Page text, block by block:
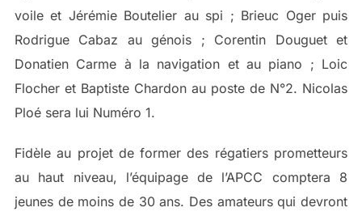
voile et Jérémie Boutelier au spi ; Brieuc Oger puis
Rodrigue Cabaz au génois ; Corentin Douguet et
Donatien Carme à la navigation et au piano ; Loic
Flocher et Baptiste Chardon au poste de N°2. Nicolas
Ploé sera lui Numéro 1.
Fidèle au projet de former des régatiers prometteurs
au haut niveau, l’équipage de l’APCC comptera 8
jeunes de moins de 30 ans. Des amateurs qui devront